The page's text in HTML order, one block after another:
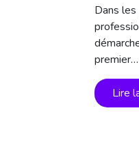
Dans
premier…
Lire